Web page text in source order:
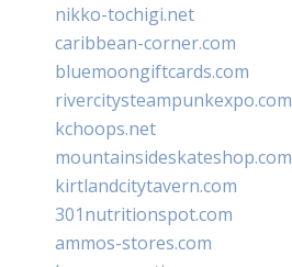
nikko-tochigi.net
caribbean-corner.com
bluemoongiftcards.com
rivercitysteampunkexpo.com
kchoops.net
mountainsideskateshop.com
kirtlandcitytavern.com
301nutritionspot.com
ammos-stores.com